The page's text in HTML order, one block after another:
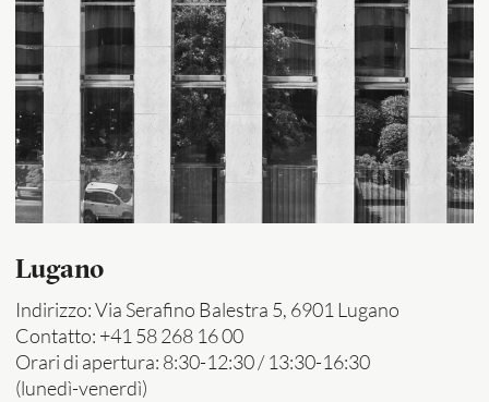
Lugano
Indirizzo: Via Serafino Balestra 5, 6901 Lugano
Contatto: +41 58 268 16 00
Orari di apertura: 8:30-12:30 / 13:30-16:30
(lunedì-venerdì)